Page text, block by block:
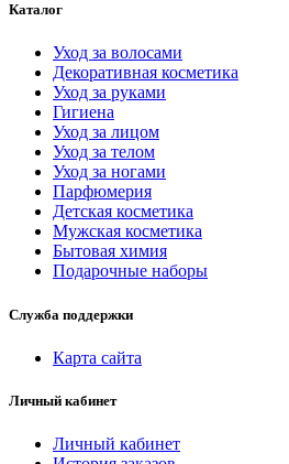
Каталог
Уход за волосами
Декоративная косметика
Уход за руками
Гигиена
Уход за лицом
Уход за телом
Уход за ногами
Парфюмерия
Детская косметика
Мужская косметика
Бытовая химия
Подарочные наборы
Служба поддержки
Карта сайта
Личный кабинет
Личный кабинет